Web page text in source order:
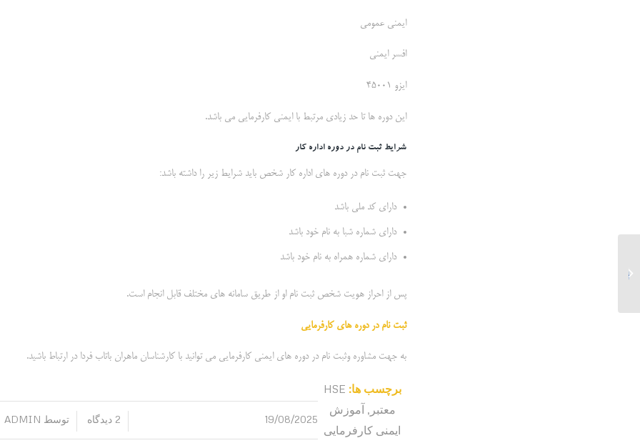
ایمنی عمومی
افسر ایمنی
ایزو 45001
این دوره ها تا حد زیادی مرتبط با ایمنی کارفرمایی می باشد.
شرایط ثبت نام در دوره اداره کار
جهت ثبت نام در دوره های اداره کار شخص باید شرایط زیر را داشته باشد:
دارای کد ملی باشد
دارای شماره شبا به نام خود باشد
دارای شماره همراه به نام خود باشد
پس از احراز هویت شخص ثبت نام او از طریق سامانه های مختلف قابل انجام است.
ثبت نام در دوره های کارفرمایی
به جهت مشاوره وثبت نام در دوره های ایمنی کارفرمایی می توانید با کارشناسان ماهران باتاب فردا در ارتباط باشید.
19/08/2025 2 دیدگاه توسط ADMIN
برچسب ها: HSE
معتبر , آموزش
ایمنی کارفرمایی